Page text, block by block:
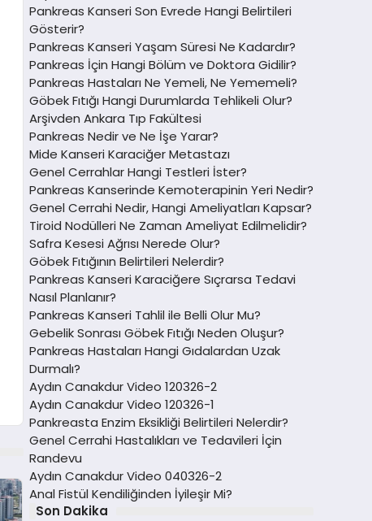
Pankreas Kanseri Son Evrede Hangi Belirtileri
Gösterir?
Pankreas Kanseri Yaşam Süresi Ne Kadardır?
Pankreas İçin Hangi Bölüm ve Doktora Gidilir?
Pankreas Hastaları Ne Yemeli, Ne Yememeli?
Göbek Fıtığı Hangi Durumlarda Tehlikeli Olur?
Arşivden Ankara Tıp Fakültesi
Pankreas Nedir ve Ne İşe Yarar?
Mide Kanseri Karaciğer Metastazı
Genel Cerrahlar Hangi Testleri İster?
Pankreas Kanserinde Kemoterapinin Yeri Nedir?
Genel Cerrahi Nedir, Hangi Ameliyatları Kapsar?
Tiroid Nodülleri Ne Zaman Ameliyat Edilmelidir?
Safra Kesesi Ağrısı Nerede Olur?
Göbek Fıtığının Belirtileri Nelerdir?
Pankreas Kanseri Karaciğere Sıçrarsa Tedavi
Nasıl Planlanır?
Pankreas Kanseri Tahlil ile Belli Olur Mu?
Gebelik Sonrası Göbek Fıtığı Neden Oluşur?
Pankreas Hastaları Hangi Gıdalardan Uzak
Durmalı?
Aydın Canakdur Video 120326-2
Aydın Canakdur Video 120326-1
Pankreasta Enzim Eksikliği Belirtileri Nelerdir?
Genel Cerrahi Hastalıkları ve Tedavileri İçin
Randevu
Aydın Canakdur Video 040326-2
Anal Fistül Kendiliğinden İyileşir Mi?
Son Dakika